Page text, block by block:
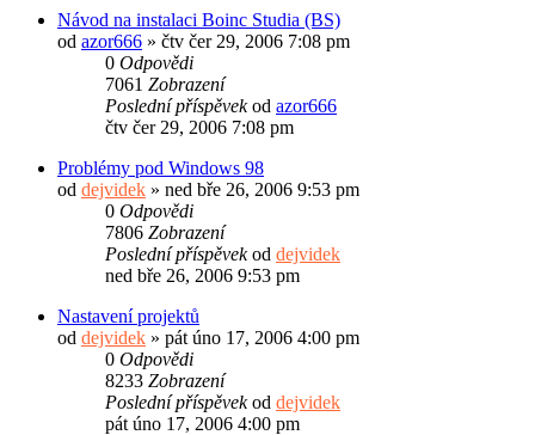
Návod na instalaci Boinc Studia (BS)
od azor666 » čtv čer 29, 2006 7:08 pm
0 Odpovědi
7061 Zobrazení
Poslední příspěvekod azor666
čtv čer 29, 2006 7:08 pm
Problémy pod Windows 98
od dejvidek » ned bře 26, 2006 9:53 pm
0 Odpovědi
7806 Zobrazení
Poslední příspěvekod dejvidek
ned bře 26, 2006 9:53 pm
Nastavení projektů
od dejvidek » pát úno 17, 2006 4:00 pm
0 Odpovědi
8233 Zobrazení
Poslední příspěvekod dejvidek
pát úno 17, 2006 4:00 pm